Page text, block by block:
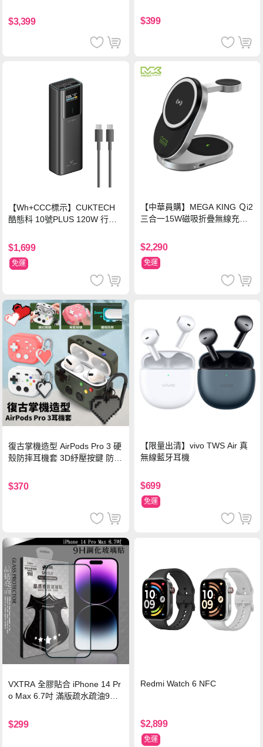
$3,399 $399
【Wh+CCC標示】CUKTECH
酷態科 10號PLUS 120W 行動
色
$1,699
免運
【中華員購】MEGA KING Ｑi2
三合一15W磁吸折疊無線充電
$2,290
免運
復古掌機造型 AirPods Pro 3 硬
殼防摔耳機套 3D紓壓按鍵 防開
$370
【限量出清】vivo TWS Air 真
無線藍牙耳機
$699
免運
VXTRA 全膠貼合 iPhone 14 Pr
o Max 6.7吋 滿版疏水疏油9H
$299
Redmi Watch 6 NFC
$2,899
免運